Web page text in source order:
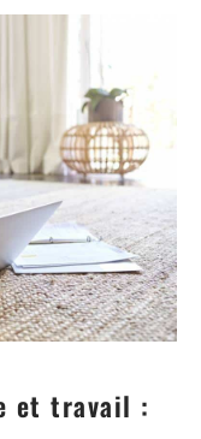
et travail :